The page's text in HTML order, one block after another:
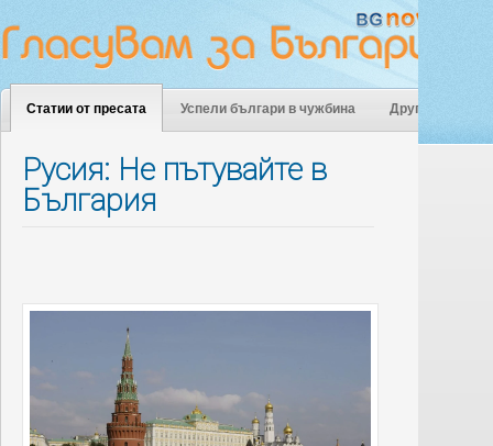
Статии от пресата Успели българи в чужбина Други
Русия: Не пътувайте в
България